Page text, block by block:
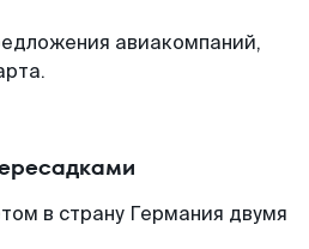
авиакомпаний,
в страну Германия двумя